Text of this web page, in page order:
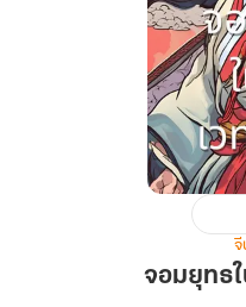
ใน
จี
จอมยุทธ